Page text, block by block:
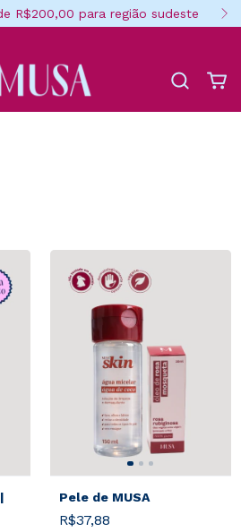
R$200,00 para região sudeste
Pele de MUSA
R$37,88